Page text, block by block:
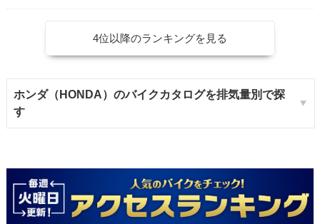
4位以降のランキングを見る
ホンダ（HONDA）のバイクカタログを排気量別で探
す